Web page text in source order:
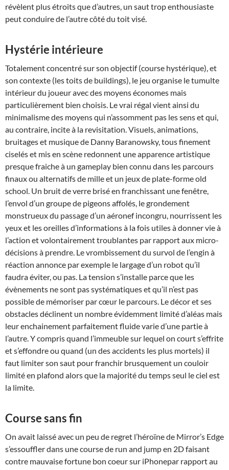
révèlent plus étroits que d’autres, un saut trop enthousiaste
peut conduire de l’autre côté du toit visé.
Hystérie intérieure
Totalement concentré sur son objectif (course hystérique), et
son contexte (les toits de buildings), le jeu organise le tumulte
intérieur du joueur avec des moyens économes mais
particulièrement bien choisis. Le vrai régal vient ainsi du
minimalisme des moyens qui n’assomment pas les sens et qui,
au contraire, incite à la revisitation. Visuels, animations,
bruitages et musique de Danny Baranowsky, tous finement
ciselés et mis en scène redonnent une apparence artistique
presque fraiche à un gameplay bien connu dans les parcours
finaux ou alternatifs de mille et un jeux de plate-forme old
school. Un bruit de verre brisé en franchissant une fenêtre,
l’envol d’un groupe de pigeons affolés, le grondement
monstrueux du passage d’un aéronef incongru, nourrissent les
yeux et les oreilles d’informations à la fois utiles à donner vie à
l’action et volontairement troublantes par rapport aux micro-
décisions à prendre. Le vrombissement du survol de l’engin à
réaction annonce par exemple le largage d’un robot qu’il
faudra éviter, ou pas. La tension s’installe parce que les
évènements ne sont pas systématiques et qu’il n’est pas
possible de mémoriser par cœur le parcours. Le décor et ses
obstacles déclinent un nombre évidemment limité d’aléas mais
leur enchainement parfaitement fluide varie d’une partie à
l’autre. Y compris quand l’immeuble sur lequel on court s’effrite
et s’effondre ou quand (un des accidents les plus mortels) il
faut limiter son saut pour franchir brusquement un couloir
limité en plafond alors que la majorité du temps seul le ciel est
la limite.
Course sans fin
On avait laissé avec un peu de regret l’héroïne de Mirror’s Edge
s’essouffler dans une course de run and jump en 2D faisant
contre mauvaise fortune bon coeur sur iPhonepar rapport au